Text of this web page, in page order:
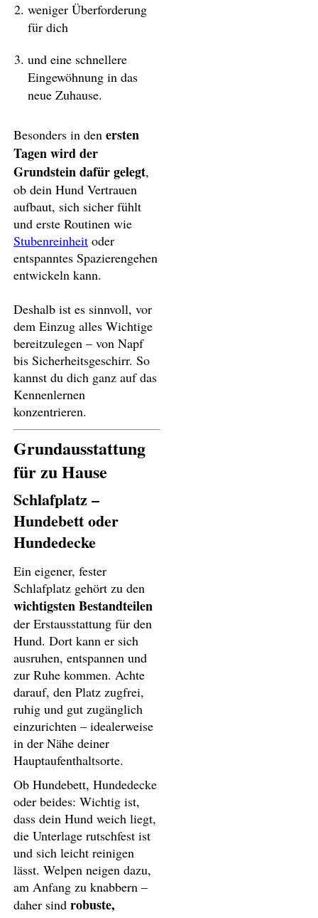
weniger Überforderung
für dich
und eine schnellere
Eingewöhnung in das
neue Zuhause.
Besonders in den ersten
Tagen wird der
Grundstein dafür gelegt,
ob dein Hund Vertrauen
aufbaut, sich sicher fühlt
und erste Routinen wie
Stubenreinheit oder
entspanntes Spazierengehen
entwickeln kann.
Deshalb ist es sinnvoll, vor
dem Einzug alles Wichtige
bereitzulegen – von Napf
bis Sicherheitsgeschirr. So
kannst du dich ganz auf das
Kennenlernen
konzentrieren.
Grundausstattung
für zu Hause
Schlafplatz –
Hundebett oder
Hundedecke
Ein eigener, fester
Schlafplatz gehört zu den
wichtigsten Bestandteilen
der Erstausstattung für den
Hund. Dort kann er sich
ausruhen, entspannen und
zur Ruhe kommen. Achte
darauf, den Platz zugfrei,
ruhig und gut zugänglich
einzurichten – idealerweise
in der Nähe deiner
Hauptaufenthaltsorte.
Ob Hundebett, Hundedecke
oder beides: Wichtig ist,
dass dein Hund weich liegt,
die Unterlage rutschfest ist
und sich leicht reinigen
lässt. Welpen neigen dazu,
am Anfang zu knabbern –
daher sind robuste,